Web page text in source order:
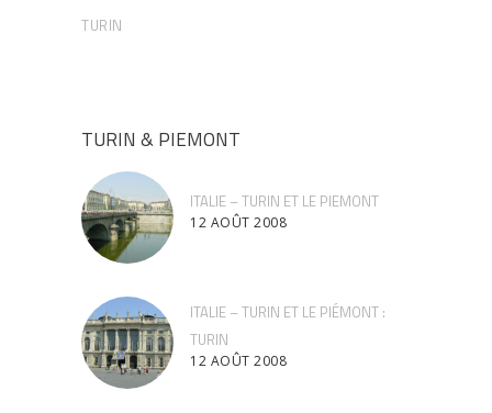
TURIN
TURIN & PIEMONT
ITALIE – TURIN ET LE PIEMONT
12 AOÛT 2008
ITALIE – TURIN ET LE PIÉMONT :
TURIN
12 AOÛT 2008